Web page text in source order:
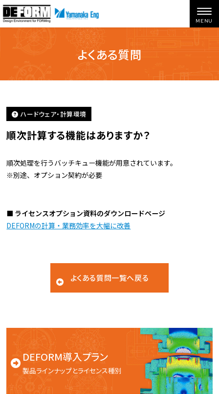
よくある質問
ハードウェア・計算環境
順次計算する機能はありますか？
順次処理を行うバッチキュー機能が用意されています。
※別途、オプション契約が必要
■ ライセンスオプション資料のダウンロードページ
DEFORMの計算・業務効率を大幅に改善
よくある質問一覧へ戻る
DEFORM導入プラン
製品ラインナップとライセンス種別